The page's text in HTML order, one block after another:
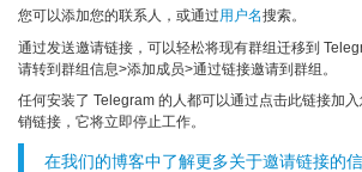
您可以添加您的联系人，或通过用户名搜索。
通过发送邀请链接，可以轻松将现有群组迁移到
请转到群组信息>添加成员>通过链接邀请到群组。
任何安装了 Telegram 的人都可以通过点击此链接加
销链接，它将立即停止工作。
在我们的博客中了解更多关于邀请链接的